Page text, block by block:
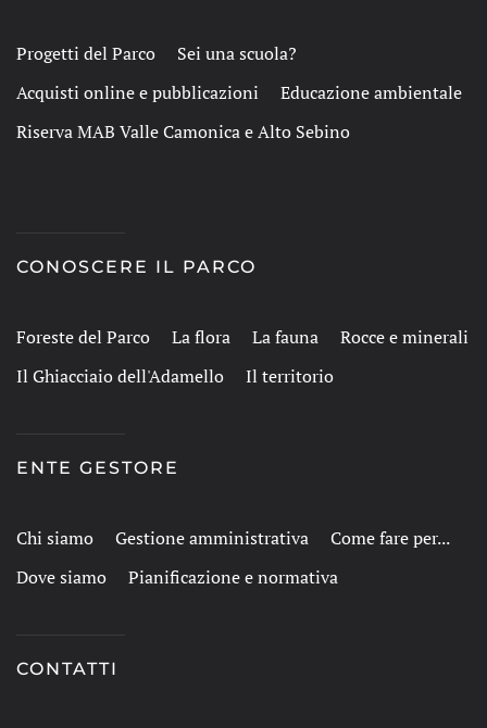
Progetti del Parco
Sei una scuola?
Acquisti online e pubblicazioni
Educazione ambientale
Riserva MAB Valle Camonica e Alto Sebino
CONOSCERE IL PARCO
Foreste del Parco La flora La fauna
Rocce e minerali
Il Ghiacciaio dell'Adamello
Il territorio
ENTE GESTORE
Chi siamo Gestione amministrativa
Come fare per...
Dove siamo
Pianificazione e normativa
CONTATTI